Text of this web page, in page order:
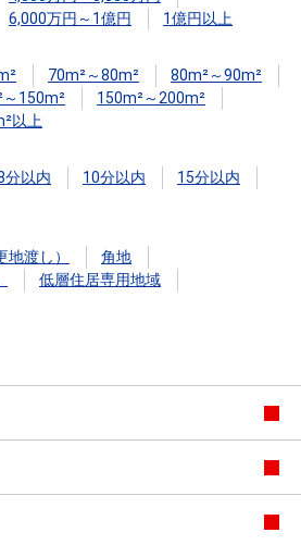
6,000万円～1億円
1億円以上
70m²～80m²
80m²～90m²
～150m²
150m²～200m²
以上
分以内 10分以内
15分以内
地渡し）
角地
低層住居専用地域